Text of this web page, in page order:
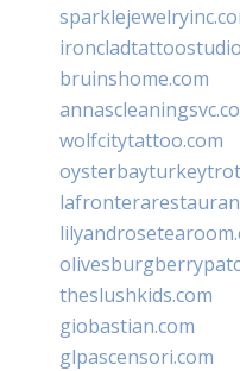
bruinshome.com
wolfcitytattoo.com
theslushkids.com
giobastian.com
glpascensori.com